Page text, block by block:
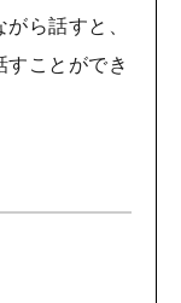
ら話すと、
すことができ